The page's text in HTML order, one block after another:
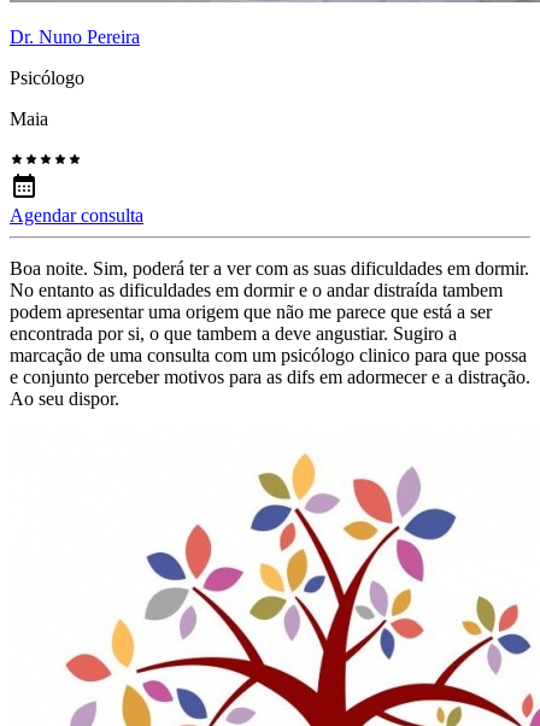
Dr. Nuno Pereira
Psicólogo
Maia
Agendar consulta
Boa noite. Sim, poderá ter a ver com as suas dificuldades em dormir.
No entanto as dificuldades em dormir e o andar distraída tambem
podem apresentar uma origem que não me parece que está a ser
encontrada por si, o que tambem a deve angustiar. Sugiro a
marcação de uma consulta com um psicólogo clinico para que possa
e conjunto perceber motivos para as difs em adormecer e a distração.
Ao seu dispor.